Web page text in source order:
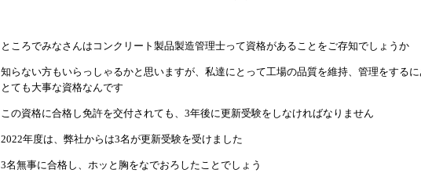
ところでみなさんはコンクリート製品製造管理士って資格があることをご存知でしょうか
知らない方もいらっしゃるかと思いますが、私達にとって工場の品質を維持、管理をする
とても大事な資格なんです
この資格に合格し免許を交付されても、3年後に更新受験をしなければなりません
2022年度は、弊社からは3名が更新受験を受けました
3名無事に合格し、ホッと胸をなでおろしたことでしょう